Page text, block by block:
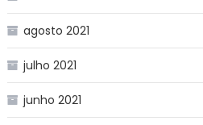
agosto 2021
julho 2021
junho 2021